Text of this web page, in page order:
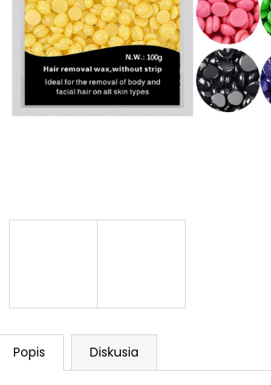
Popis Diskusia
BLOOM ROBBINS GLOWY SKIN
COLLAGEN GUMMIES 20 TABLIET /
EXP.2/26
€4,99
Pôvodne:€24,95